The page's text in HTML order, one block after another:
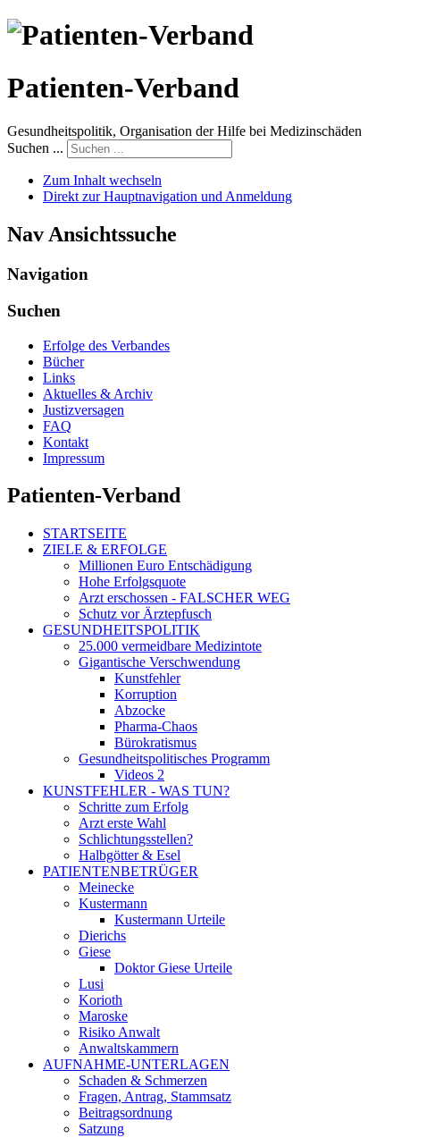
Patienten-Verband
Gesundheitspolitik, Organisation der Hilfe bei Medizinschäden
Suchen ...
Zum Inhalt wechseln
Direkt zur Hauptnavigation und Anmeldung
Nav Ansichtssuche
Navigation
Suchen
Erfolge des Verbandes
Bücher
Links
Aktuelles & Archiv
Justizversagen
FAQ
Kontakt
Impressum
Patienten-Verband
STARTSEITE
ZIELE & ERFOLGE
Millionen Euro Entschädigung
Hohe Erfolgsquote
Arzt erschossen - FALSCHER WEG
Schutz vor Ärztepfusch
GESUNDHEITSPOLITIK
25.000 vermeidbare Medizintote
Gigantische Verschwendung
Kunstfehler
Korruption
Abzocke
Pharma-Chaos
Bürokratismus
Gesundheitspolitisches Programm
Videos 2
KUNSTFEHLER - WAS TUN?
Schritte zum Erfolg
Arzt erste Wahl
Schlichtungsstellen?
Halbgötter & Esel
PATIENTENBETRÜGER
Meinecke
Kustermann
Kustermann Urteile
Dierichs
Giese
Doktor Giese Urteile
Lusi
Korioth
Maroske
Risiko Anwalt
Anwaltskammern
AUFNAHME-UNTERLAGEN
Schaden & Schmerzen
Fragen, Antrag, Stammsatz
Beitragsordnung
Satzung